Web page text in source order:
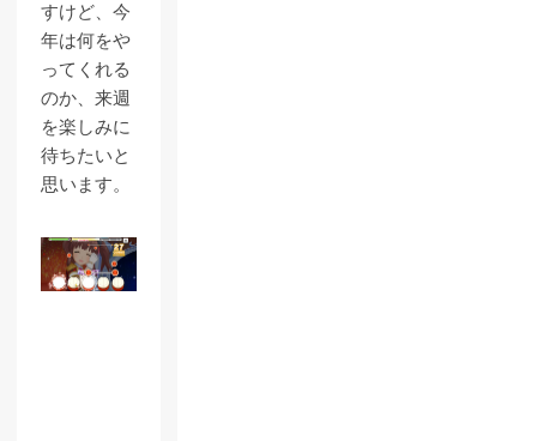
すけど、今
年は何をや
ってくれる
のか、来週
を楽しみに
待ちたいと
思います。